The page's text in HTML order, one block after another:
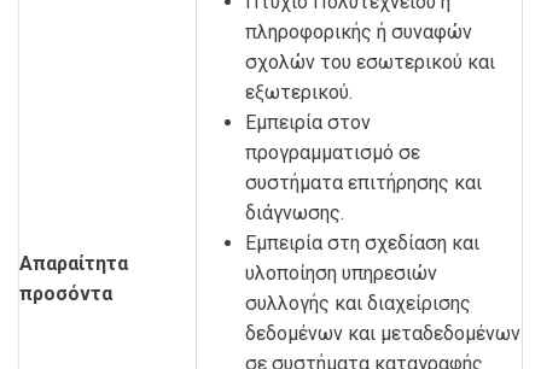
Απαραίτητα
προσόντα
πληροφορικής ή συναφών
σχολών του εσωτερικού και
εξωτερικού.
Εμπειρία στον
προγραμματισμό σε
συστήματα επιτήρησης και
διάγνωσης.
Εμπειρία στη σχεδίαση και
υλοποίηση υπηρεσιών
συλλογής και διαχείρισης
δεδομένων και μεταδεδομένων
σε συστήματα καταγραφής